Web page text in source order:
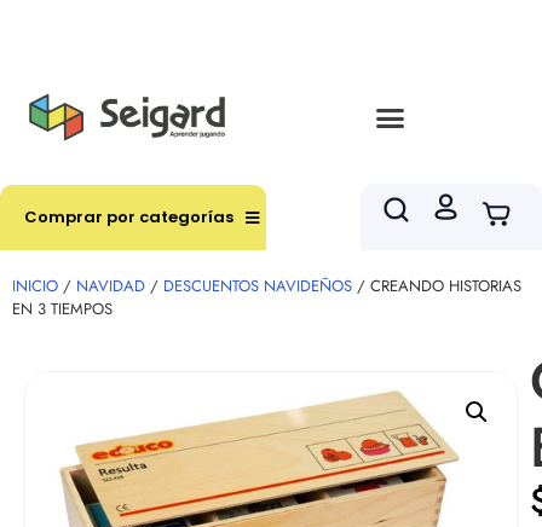
Comprar por categorías
INICIO / NAVIDAD / DESCUENTOS NAVIDEÑOS / CREANDO HISTORIAS
EN 3 TIEMPOS